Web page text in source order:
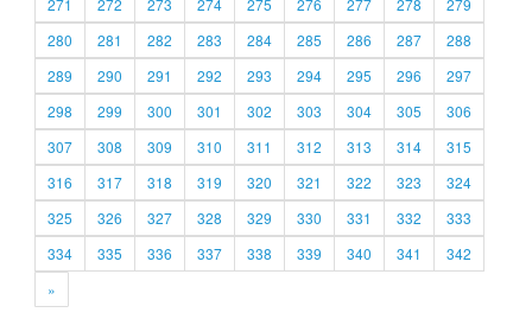
271
272 273 274 275 276 277 278
279
280
281 282 283 284 285 286 287
288
289
290 291 292 293 294 295 296
297
298
299 300 301 302 303 304 305
306
307
308 309 310 311 312 313 314
315
316
317 318 319 320 321 322 323
324
325
326 327 328 329 330 331 332
333
334
335 336 337 338 339 340 341
342
»